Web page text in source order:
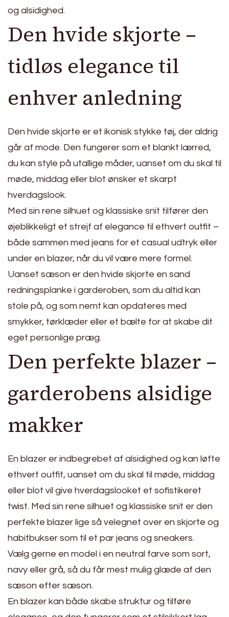
og alsidighed.
Den hvide skjorte –
tidløs elegance til
enhver anledning
Den hvide skjorte er et ikonisk stykke tøj, der aldrig
går af mode. Den fungerer som et blankt lærred,
du kan style på utallige måder, uanset om du skal til
møde, middag eller blot ønsker et skarpt
hverdagslook.
Med sin rene silhuet og klassiske snit tilfører den
øjeblikkeligt et strejf af elegance til ethvert outfit –
både sammen med jeans for et casual udtryk eller
under en blazer, når du vil være mere formel.
Uanset sæson er den hvide skjorte en sand
redningsplanke i garderoben, som du altid kan
stole på, og som nemt kan opdateres med
smykker, tørklæder eller et bælte for at skabe dit
eget personlige præg.
Den perfekte blazer –
garderobens alsidige
makker
En blazer er indbegrebet af alsidighed og kan løfte
ethvert outfit, uanset om du skal til møde, middag
eller blot vil give hverdagslooket et sofistikeret
twist. Med sin rene silhuet og klassiske snit er den
perfekte blazer lige så velegnet over en skjorte og
habitbukser som til et par jeans og sneakers.
Vælg gerne en model i en neutral farve som sort,
navy eller grå, så du får mest mulig glæde af den
sæson efter sæson.
En blazer kan både skabe struktur og tilføre